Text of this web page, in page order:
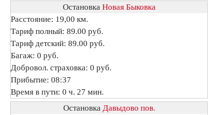
Остановка Новая Быковка
Расстояние: 19,00 км.
Тариф полный: 89.00 руб.
Тариф детский: 89.00 руб.
Багаж: 0 руб.
Добровол. страховка: 0 руб.
Прибытие: 08:37
Время в пути: 0 ч. 27 мин.
Остановка Давыдово пов.